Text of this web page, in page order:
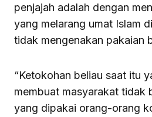
penjajah adalah dengan
yang melarang umat Islam
tidak mengenakan pakaian
“Ketokohan beliau saat itu
membuat masyarakat tidak
yang dipakai orang-orang